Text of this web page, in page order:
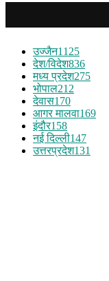
उज्जैन1125
देश/विदेश836
मध्य प्रदेश275
भोपाल212
देवास170
आगर मालवा169
इंदौर158
नई दिल्ली147
उत्तरप्रदेश131